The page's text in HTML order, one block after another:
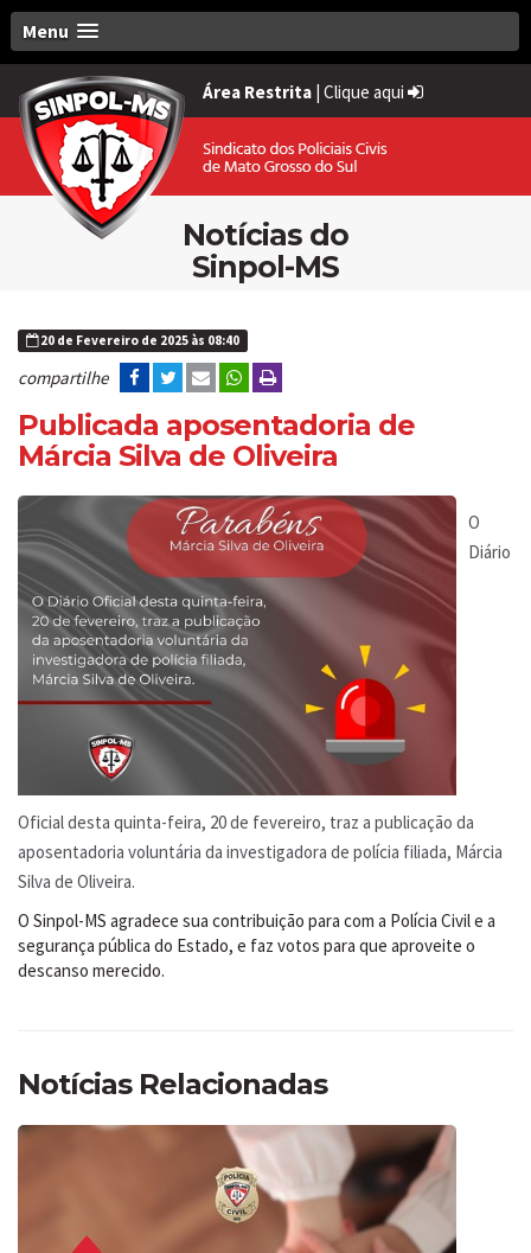
Menu
Área Restrita | Clique aqui
Notícias do
Sinpol-MS
20 de Fevereiro de 2025 às 08:40
compartilhe
Publicada aposentadoria de
Márcia Silva de Oliveira
O
Diário
Oficial desta quinta-feira, 20 de fevereiro, traz a publicação da
aposentadoria voluntária da investigadora de polícia filiada, Márcia
Silva de Oliveira.
O Sinpol-MS agradece sua contribuição para com a Polícia Civil e a
segurança pública do Estado, e faz votos para que aproveite o
descanso merecido.
Notícias Relacionadas